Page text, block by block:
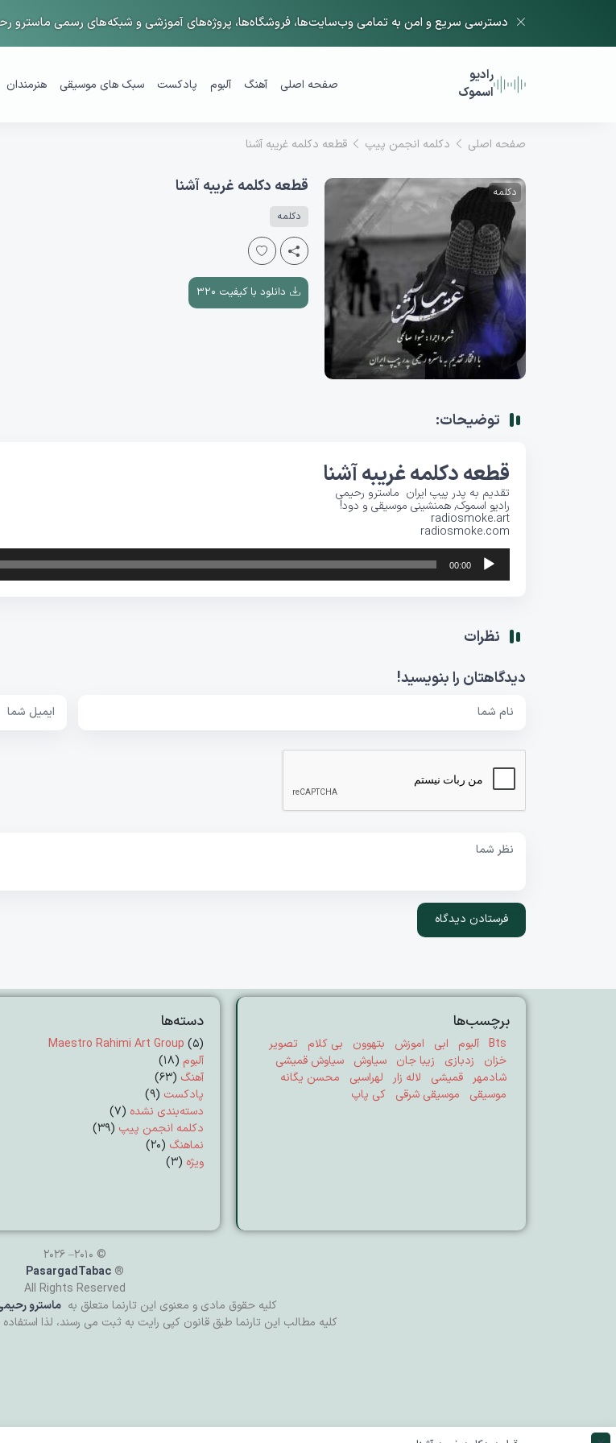
دسترسی سریع و امن به تمامی وب‌سایت‌ها، فروشگاه‌ها، پروژه‌های آموزشی و شبکه‌های رسمی ماسترو
رادیو
اسموک
صفحه اصلی آهنگ آلبوم پادکست سبک های موسیقی هنرمندان
صفحه اصلی دکلمه انجمن پیپ قطعه دکلمه غریبه آشنا
دکلمه قطعه دکلمه غریبه آشنا
دکلمه
دانلود با کیفیت ۳۲۰
توضیحات:
قطعه دکلمه غریبه آشنا
تقدیم به پدر پیپ ایران ماسترو رحیمی
رادیو اسموک, همنشینی موسیقی و دود!
radiosmoke.art
radiosmoke.com
پخش‌کننده
صوت
00:00
نظرات
دیدگاهتان را بنویسید!
برچسب‌ها
Bts آلبوم ابی اموزش بتهوون بی کلام
تصویر
خزان
زدبازی زیبا جان سیاوش
سیاوش قمیشی
شادمهر
قمیشی لاله زار لهراسبی
محسن یگانه
موسیقی
موسیقی شرقی کی پاپ
دسته‌ها
Maestro Rahimi Art Group (5)
آلبوم (18)
آهنگ (63)
پادکست (9)
دسته‌بندی نشده (7)
دکلمه انجمن پیپ (39)
نماهنگ (20)
ویژه (3)
© 2010– 2026
®
PasargadTabac
All Rights Reserved
كليه حقوق مادی و معنوی اين تارنما متعلق به ماسترو
کلیه مطالب این تارنما طبق قانون کپی رایت به ثبت می رسند، لذا